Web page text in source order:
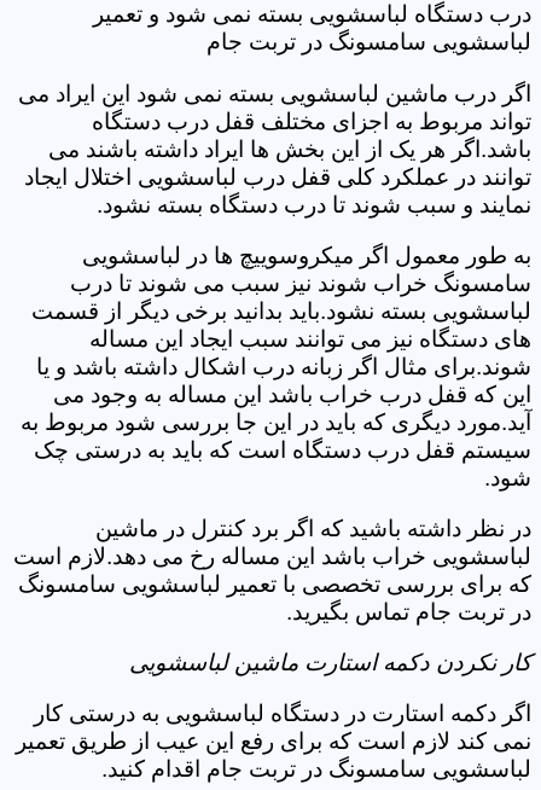
درب دستگاه لباسشویی بسته نمی شود و تعمیر
لباسشویی سامسونگ در تربت جام
اگر درب ماشین لباسشویی بسته نمی شود این ایراد می
تواند مربوط به اجزای مختلف قفل درب دستگاه
باشد.اگر هر یک از این بخش ها ایراد داشته باشند می
توانند در عملکرد کلی قفل درب لباسشویی اختلال ایجاد
نمایند و سبب شوند تا درب دستگاه بسته نشود.
به طور معمول اگر میکروسوییچ ها در لباسشویی
سامسونگ خراب شوند نیز سبب می شوند تا درب
لباسشویی بسته نشود.باید بدانید برخی دیگر از قسمت
های دستگاه نیز می توانند سبب ایجاد این مساله
شوند.برای مثال اگر زبانه درب اشکال داشته باشد و یا
این که قفل درب خراب باشد این مساله به وجود می
آید.مورد دیگری که باید در این جا بررسی شود مربوط به
سیستم قفل درب دستگاه است که باید به درستی چک
شود.
در نظر داشته باشید که اگر برد کنترل در ماشین
لباسشویی خراب باشد این مساله رخ می دهد.لازم است
که برای بررسی تخصصی با تعمیر لباسشویی سامسونگ
در تربت جام تماس بگیرید.
کار نکردن دکمه استارت ماشین لباسشویی
اگر دکمه استارت در دستگاه لباسشویی به درستی کار
نمی کند لازم است که برای رفع این عیب از طریق تعمیر
لباسشویی سامسونگ در تربت جام اقدام کنید.